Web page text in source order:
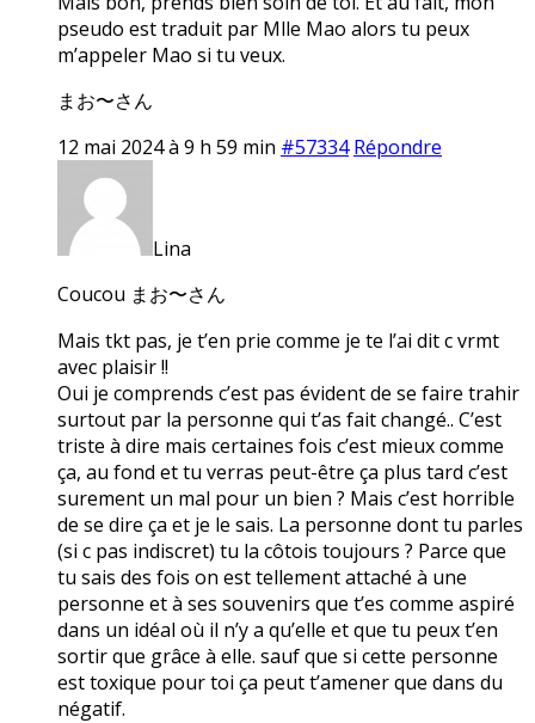
pseudo est traduit par Mlle Mao alors tu peux
m’appeler Mao si tu veux.
まお〜さん
12 mai 2024 à 9 h 59 min #57334 Répondre
Lina
Coucou まお〜さん
Mais tkt pas, je t’en prie comme je te l’ai dit c vrmt
avec plaisir !!
Oui je comprends c’est pas évident de se faire trahir
surtout par la personne qui t’as fait changé.. C’est
triste à dire mais certaines fois c’est mieux comme
ça, au fond et tu verras peut-être ça plus tard c’est
surement un mal pour un bien ? Mais c’est horrible
de se dire ça et je le sais. La personne dont tu parles
(si c pas indiscret) tu la côtois toujours ? Parce que
tu sais des fois on est tellement attaché à une
personne et à ses souvenirs que t’es comme aspiré
dans un idéal où il n’y a qu’elle et que tu peux t’en
sortir que grâce à elle. sauf que si cette personne
est toxique pour toi ça peut t’amener que dans du
négatif.